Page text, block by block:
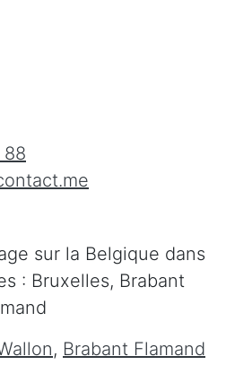
88
sur la Belgique dans
: Bruxelles, Brabant
, Brabant Flamand